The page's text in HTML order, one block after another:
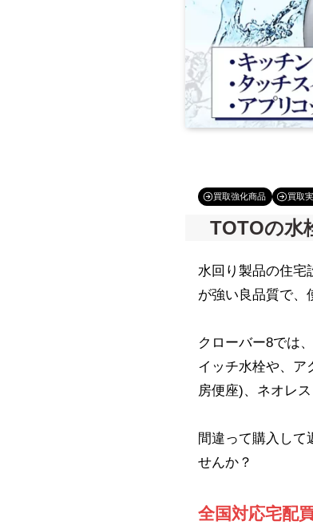
買取強化商品 買取
TOTOの水
水回り製品の住宅
が強い良品質で、
クローバー8では
イッチ水栓や、ア
房便座)、ネオレ
間違って購入して
せんか？
全国対応宅配